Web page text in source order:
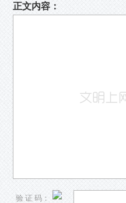
正文内容：
验 证 码：